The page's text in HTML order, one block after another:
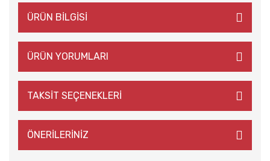
ÜRÜN BİLGİSİ
ÜRÜN YORUMLARI
TAKSİT SEÇENEKLERİ
ÖNERİLERİNİZ